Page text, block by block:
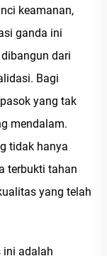
keamanan,
ganda ini
dari
Bagi
yang tak
mendalam.
tidak hanya
terbukti tahan
yang telah
ini adalah